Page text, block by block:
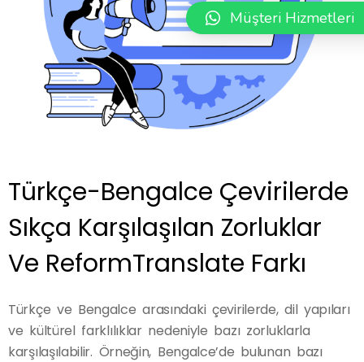
Türkçe-Bengalce Çevirilerde
Sıkça Karşılaşılan Zorluklar
Ve ReformTranslate Farkı
Türkçe ve Bengalce arasındaki çevirilerde, dil yapıları
ve kültürel farklılıklar nedeniyle bazı zorluklarla
karşılaşılabilir. Örneğin, Bengalce’de bulunan bazı
Müşteri Hizmetleri